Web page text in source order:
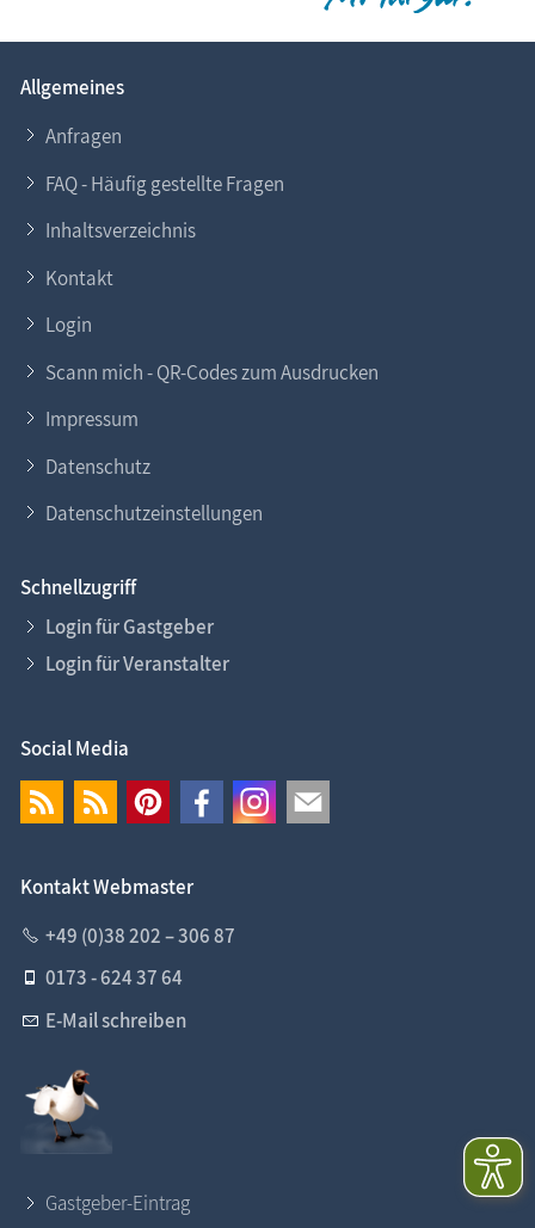
Allgemeines
Anfragen
FAQ - Häufig gestellte Fragen
Inhaltsverzeichnis
Kontakt
Login
Scann mich - QR-Codes zum Ausdrucken
Impressum
Datenschutz
Datenschutzeinstellungen
Schnellzugriff
Login für Gastgeber
Login für Veranstalter
Social Media
Kontakt Webmaster
+49 (0)38 202 – 306 87
0173 - 624 37 64
E-Mail schreiben
Gastgeber-Eintrag